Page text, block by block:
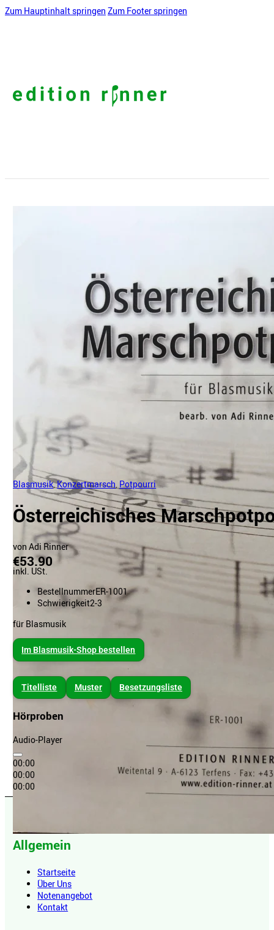
Zum Hauptinhalt springen Zum Footer springen
Blasmusik,Konzertmarsch Potpourri
Österreichisches
von Adi Rinner
€53.90
inkl. USt.
BestellnummerER-1001
Schwierigkeit2-3
für Blasmusik
Im Blasmusik-Shop bestellen
Titelliste Muster Besetzungsliste
Hörproben
Audio-Player
00:00
00:00
00:00
Allgemein
Startseite
Über Uns
Notenangebot
Kontakt